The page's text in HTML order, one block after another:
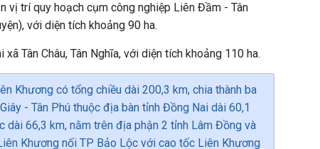
vị trí quy hoạch cụm công nghiệp Liên Đầm - Tân
với diện tích khoảng 90 ha.
Tân Châu, Tân Nghĩa, với diện tích khoảng 110 ha.
Khương có tổng chiều dài 200,3 km, chia thành ba
- Tân Phú thuộc địa bàn tỉnh Đồng Nai dài 60,1
dài 66,3 km, nằm trên địa phận 2 tỉnh Lâm Đồng và
Khương nối TP Bảo Lộc với cao tốc Liên Khương